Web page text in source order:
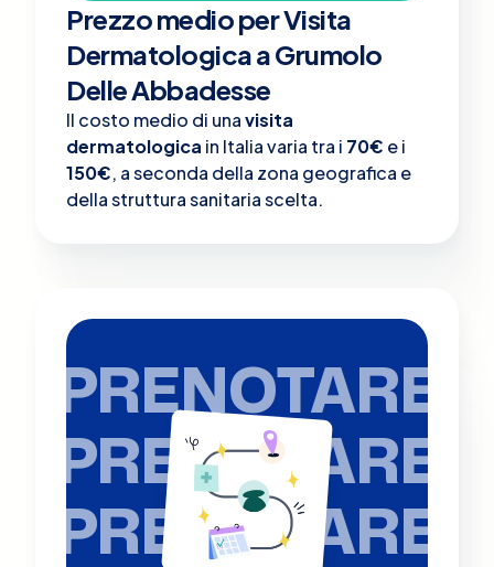
Prezzo medio per Visita
Dermatologica a Grumolo
Delle Abbadesse
Il costo medio di unavisita
dermatologica in Italia varia tra i 70€ e i
150€, a seconda della zona geografica e
della struttura sanitaria scelta.
PRENOTARE
PRENOTARE
PRENOTARE